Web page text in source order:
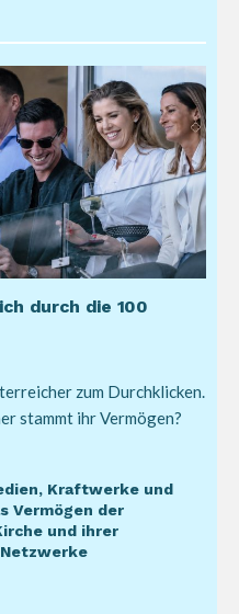
durch die 100
zum Durchklicken.
stammt ihr Vermögen?
Kraftwerke und
Vermögen der
und ihrer